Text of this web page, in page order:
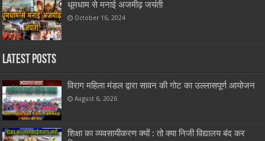
धूमधाम से मनाई अजमीढ़ जयंती
October 16, 2024
Latest Posts
विराग महिला मंडल द्वारा सावन की गोट का उल्लासपूर्ण आयोजन
August 6, 2026
शिक्षा का व्यवसायीकरण क्यों : तो क्या निजी विद्यालय बंद कर